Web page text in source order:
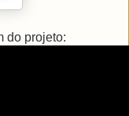
do projeto: